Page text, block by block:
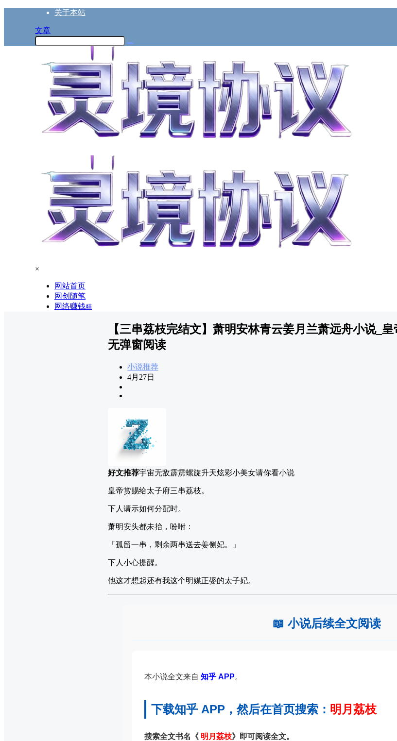
关于本站
文章
×
网站首页
网创随笔
网络赚钱精
【三串荔枝完结文】萧明安林青云姜月兰萧远舟小说_
无弹窗阅读
小说推荐
4月27日
好文推荐宇宙无敌霹雳螺旋升天炫彩小美女请你看小说
皇帝赏赐给太子府三串荔枝。
下人请示如何分配时。
萧明安头都未抬，吩咐：
「孤留一串，剩余两串送去姜侧妃。」
下人小心提醒。
他这才想起还有我这个明媒正娶的太子妃。
📖 小说后续全文阅读
本小说全文来自 知乎 APP。
下载知乎 APP，然后在首页搜索： 明月荔枝
搜索全文书名《 明月荔枝》即可阅读全文。